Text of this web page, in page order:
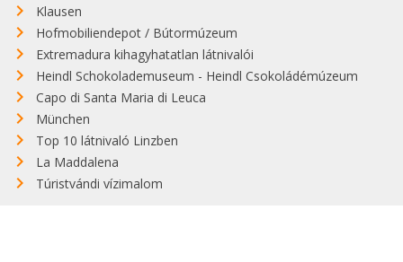
Klausen
Hofmobiliendepot / Bútormúzeum
Extremadura kihagyhatatlan látnivalói
Heindl Schokolademuseum - Heindl Csokoládémúzeum
Capo di Santa Maria di Leuca
München
Top 10 látnivaló Linzben
La Maddalena
Túristvándi vízimalom